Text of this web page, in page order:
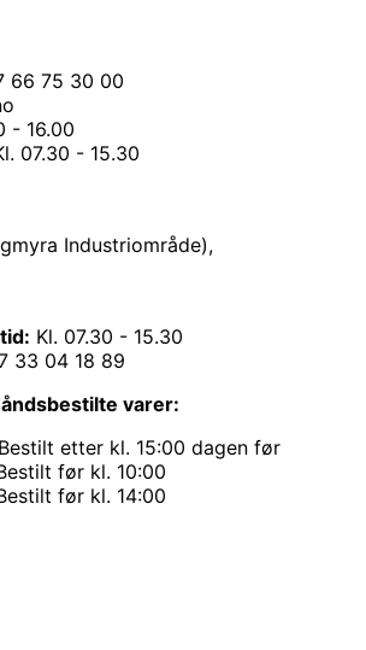
66 75 30 00
- 16.00
07.30 - 15.30
Industriområde),
Kl. 07.30 - 15.30
33 04 18 89
varer:
etter kl. 15:00 dagen før
før kl. 10:00
før kl. 14:00